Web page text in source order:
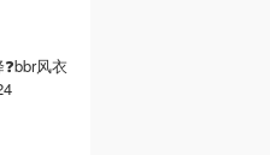
风衣